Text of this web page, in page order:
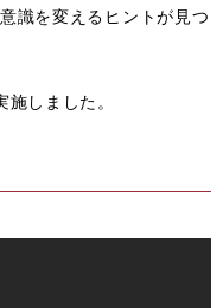
識を変えるヒントが見つ
しました。